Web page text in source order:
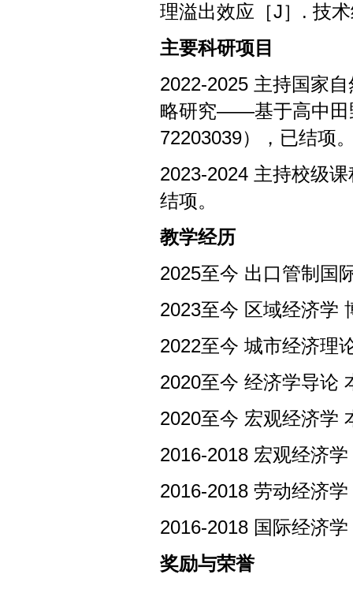
理溢出效应 ［J］. 技
主要科研项目
2022-2025 主持国家
略研究——基于高中田
72203039），已结项
2023-2024 主持校级
结项。
教学经历
2025至今 出口管制国
2023至今 区域经济学
2022至今 城市经济理
2020至今 经济学导论
2020至今 宏观经济学
2016-2018 宏观经济学
2016-2018 劳动经济学
2016-2018 国际经济
奖励与荣誉